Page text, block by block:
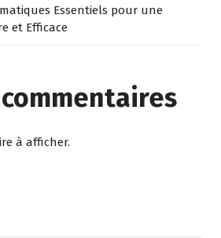
Essentiels pour une
et Efficace
à afficher.